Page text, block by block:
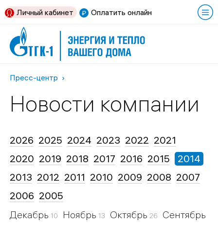
Оплатить онлайн
Личный кабинет
Пресс-центр
Новости компании
2026 2025 2024 2023 2022 2021
2020 2019 2018 2017 2016 2015 2014
Декабрь 10 Ноябрь 13 Октябрь 26 Сентябрь
2013 2012 2011 2010 2009 2008 2007
2006 2005